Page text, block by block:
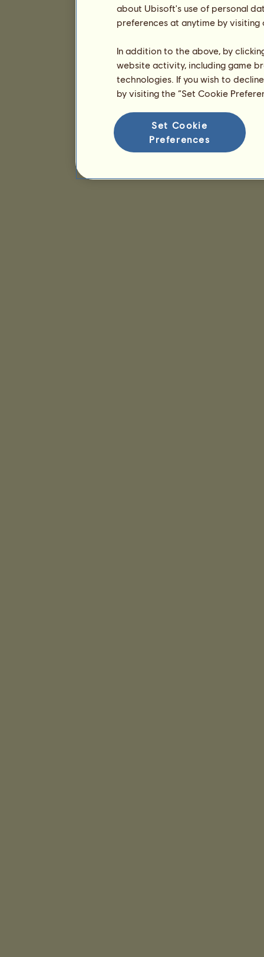
about Ubisoft's use of personal
preferences at anytime by
In addition to the above, by
website activity, including game
technologies. If you wish to
by visiting the “Set Cookie
Set Cookie
Preferences